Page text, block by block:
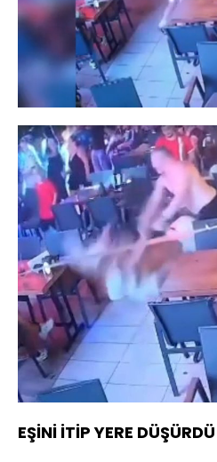
Sesi
Aç
Yüklendi
84.72%
EŞİNİ İTİP YERE DÜŞÜRDÜ